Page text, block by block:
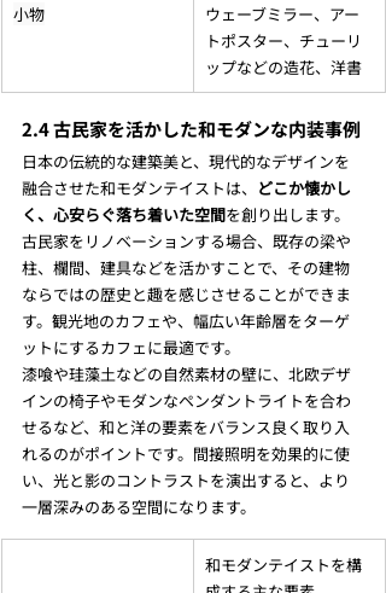
小物
ウェーブミラー、アー
トポスター、チューリ
ップなどの造花、洋書
2.4 古民家を活かした和モダンな内装事例
日本の伝統的な建築美と、現代的なデザインを
融合させた和モダンテイストは、 どこか懐かし
く、心安らぐ落ち着いた空間を創り出します。
古民家をリノベーションする場合、既存の梁や
柱、欄間、建具などを活かすことで、その建物
ならではの歴史と趣を感じさせることができま
す。観光地のカフェや、幅広い年齢層をターゲ
ットにするカフェに最適です。
漆喰や珪藻土などの自然素材の壁に、北欧デザ
インの椅子やモダンなペンダントライトを合わ
せるなど、和と洋の要素をバランス良く取り入
れるのがポイントです。間接照明を効果的に使
い、光と影のコントラストを演出すると、より
一層深みのある空間になります。
和モダンテイストを構